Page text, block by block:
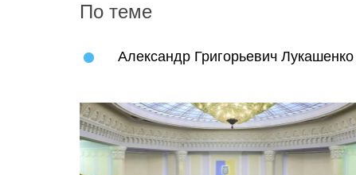
По теме
Александр Григорьевич Лукашенко